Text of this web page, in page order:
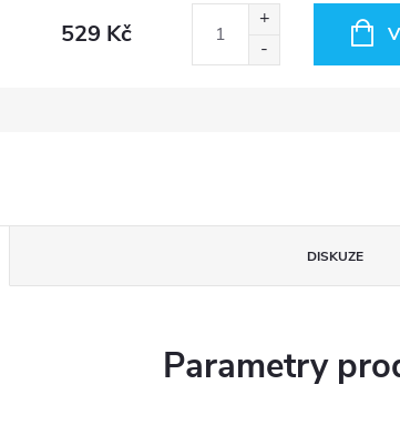
529 Kč
DISKUZE
Parametry